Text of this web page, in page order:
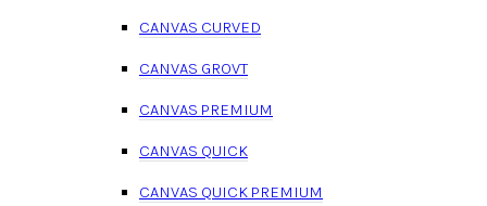
CANVAS CURVED
CANVAS GROVT
CANVAS PREMIUM
CANVAS QUICK
CANVAS QUICK PREMIUM